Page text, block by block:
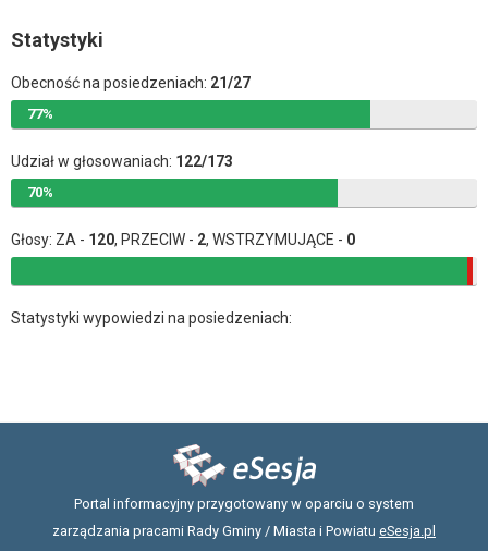
Statystyki
Obecność na posiedzeniach: 21/27
77%
Udział w głosowaniach: 122/173
70%
Głosy: ZA - 120, PRZECIW - 2, WSTRZYMUJĄCE - 0
Statystyki wypowiedzi na posiedzeniach:
Portal informacyjny przygotowany w oparciu o system
zarządzania pracami Rady Gminy / Miasta i Powiatu eSesja.pl